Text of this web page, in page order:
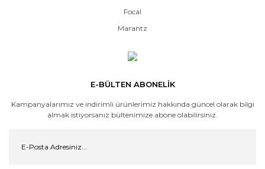
Focal
Marantz
E-BÜLTEN ABONELİK
Kampanyalarımız ve indirimli ürünlerimiz hakkında güncel olarak bilgi
almak istiyorsanız bültenimize abone olabilirsiniz.